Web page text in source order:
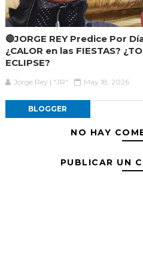
🔴JORGE REY Predice Por
¿CALOR en las FIESTAS?
ECLIPSE?
Jorge Rey | "JR" May 18, 2026
BLOGGER
NO HAY
PUBLICAR UN